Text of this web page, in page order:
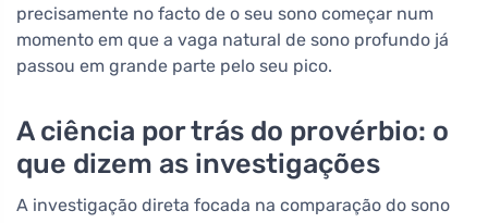
precisamente no facto de o seu sono começar num
momento em que a vaga natural de sono profundo já
passou em grande parte pelo seu pico.
A ciência por trás do provérbio: o
que dizem as investigações
A investigação direta focada na comparação do sono